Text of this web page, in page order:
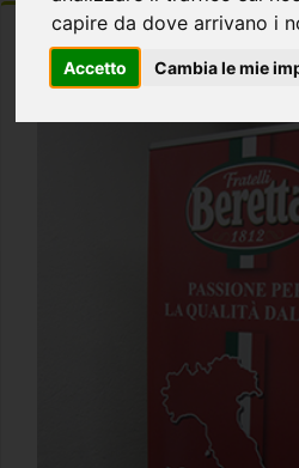
capire da dove arrivano i
Accetto Cambia le mie
ORDINA DETTAGLI